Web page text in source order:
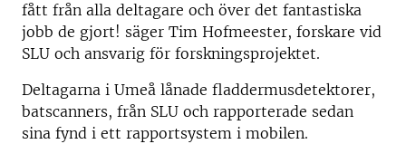
fått från alla deltagare och över det fantastiska
jobb de gjort! säger Tim Hofmeester, forskare vid
SLU och ansvarig för forskningsprojektet.
Deltagarna i Umeå lånade fladdermusdetektorer,
batscanners, från SLU och rapporterade sedan
sina fynd i ett rapportsystem i mobilen.